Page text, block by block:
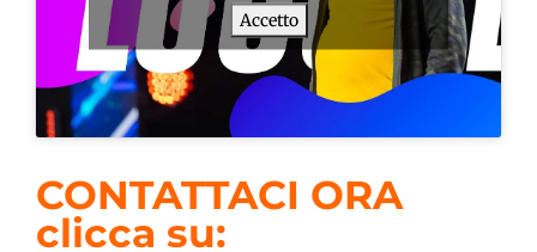
Accetto
CONTATTACI ORA
clicca su: